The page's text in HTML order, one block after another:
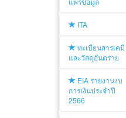
ITA
ทะเบียนสารเคมี
และวัสดุอันตราย
EIA รายงานงบ
การเงินประจำปี
2566